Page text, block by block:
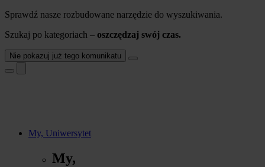
Sprawdź nasze rozbudowane narzędzie do wyszukiwania.
Szukaj po kategoriach – oszczędzaj swój czas.
Nie pokazuj już tego komunikatu
My, Uniwersytet
My,